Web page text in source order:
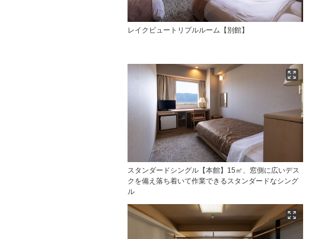
レイクビュートリプルルーム【別館】
スタンダードシングル【本館】15㎡、窓側に広いデス
クを備え落ち着いて作業できるスタンダードなシング
ル